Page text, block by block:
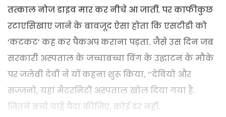
तत्काल नोज डाइव मार कर नीचे आ जातीं. पर काफीकुछ
रटाएसिखाए जाने के बावजूद ऐसा होता कि एसटीडी को
‘कटकट’ कह कर पैकअप कराना पड़ता. जैसे उस दिन जब
सरकारी अस्पताल के जच्चाबच्चा विंग के उद्घाटन के मौके
पर जलेबी देवी ने यों कहना शुरू किया, ‘‘देवियो और
सज्जनो, यहां मैटरनिटी अस्पताल खोल दिया गया है.
जितने बच्चे चाहे पैदा कीजिए, कोई डर नहीं.